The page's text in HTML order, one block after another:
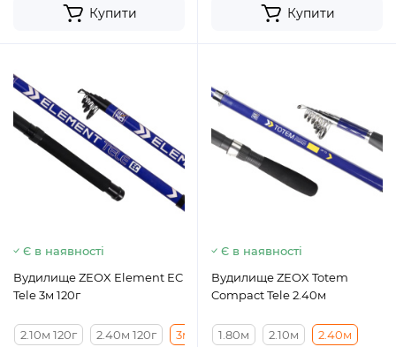
Купити Купити
Є в наявності
Вудилище ZEOX Element EC
Tele 3м 120г
2.10м 120г 2.40м 120г 3м 120г 2.70м 120г
Є в наявності
Вудилище ZEOX Totem
Compact Tele 2.40м
1.80м 2.10м 2.40м